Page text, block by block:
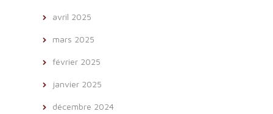
avril 2025
mars 2025
février 2025
janvier 2025
décembre 2024